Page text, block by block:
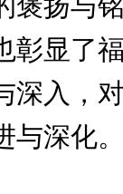
彰显了
深入，
与深化